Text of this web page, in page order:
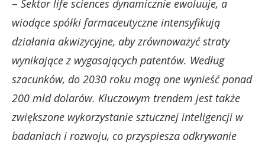
– Sektor life sciences dynamicznie ewoluuje, a
wiodące spółki farmaceutyczne intensyfikują
działania akwizycyjne, aby zrównoważyć straty
wynikające z wygasających patentów. Według
szacunków, do 2030 roku mogą one wynieść ponad
200 mld dolarów. Kluczowym trendem jest także
zwiększone wykorzystanie sztucznej inteligencji w
badaniach i rozwoju, co przyspiesza odkrywanie